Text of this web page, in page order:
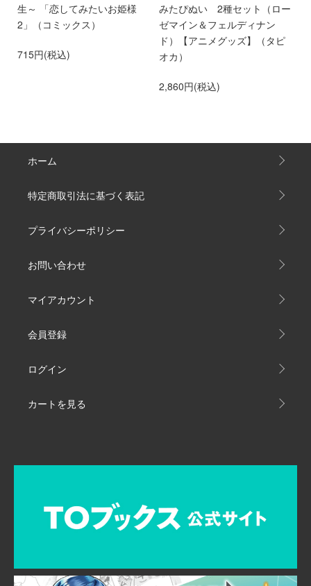
生～ 「恋してみたいお姫様
2」（コミックス）
715円(税込)
みたぴぬい 2種セット（ロー
ゼマイン＆フェルディナン
ド）【アニメグッズ】（タピ
オカ）
2,860円(税込)
ホーム
特定商取引法に基づく表記
プライバシーポリシー
お問い合わせ
マイアカウント
会員登録
ログイン
カートを見る